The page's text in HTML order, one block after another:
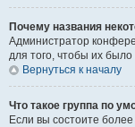
Почему названия
Администратор
для того, чтобы их было
Вернуться к началу
Что такое группа по
Если вы состоите